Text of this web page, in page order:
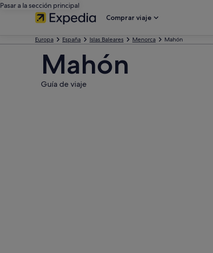
Pasar a la sección principal
Comprar viaje
Europa España Islas Baleares Menorca Mahón
Mahón
Guía de viaje